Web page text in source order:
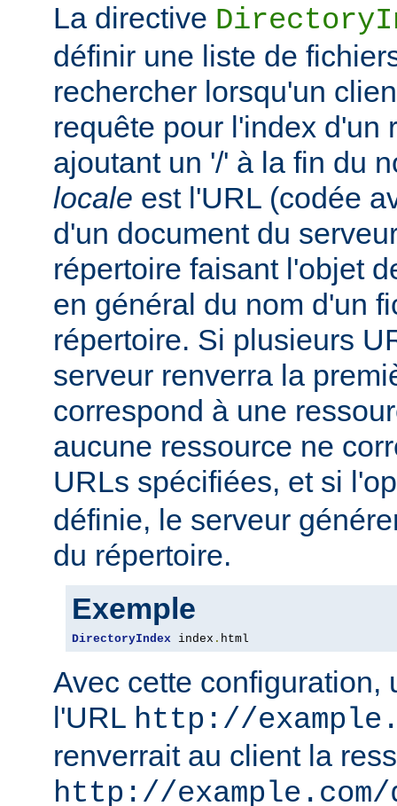
La directive
définir une liste de
rechercher lorsqu'un
requête pour l'index d'un
ajoutant un '/' à la fin du
locale est l'URL (codée
d'un document du
répertoire faisant l'objet
en général du nom d'un
répertoire. Si plusieurs
serveur renverra la
correspond à une
aucune ressource ne
URLs spécifiées, et si
définie, le serveur
du répertoire.
Exemple
DirectoryIndex index . html
Avec cette configuration,
l'URL http://
renverrait au client la
http://